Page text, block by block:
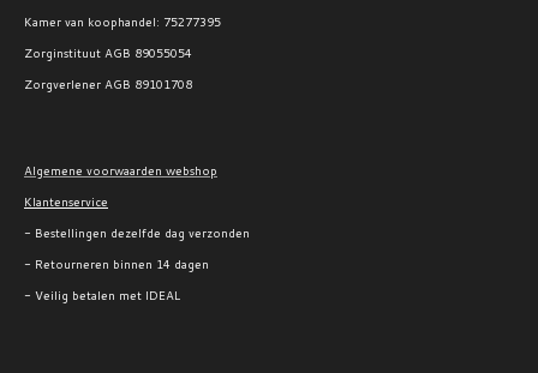
Kamer van koophandel: 75277395
Zorginstituut AGB 89055054
Zorgverlener AGB 89101708
Algemene voorwaarden webshop
Klantenservice
- Bestellingen dezelfde dag verzonden
- Retourneren binnen 14 dagen
- Veilig betalen met IDEAL